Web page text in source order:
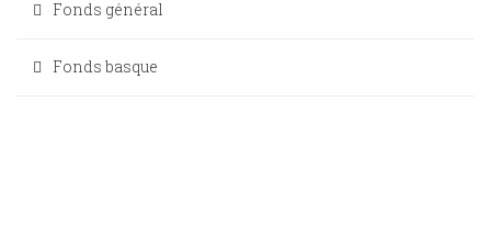
Fonds général
Fonds basque